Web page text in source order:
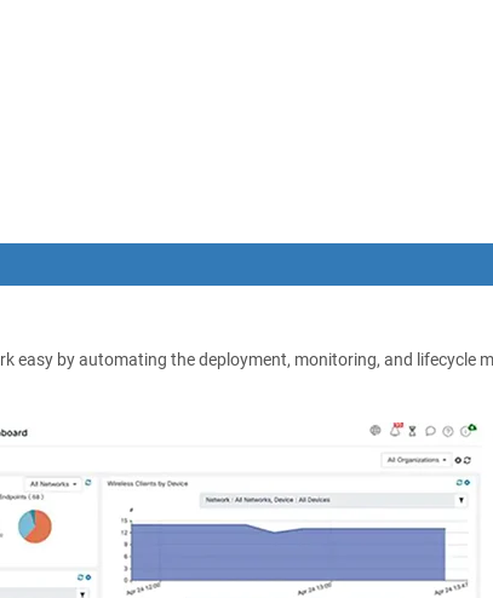
easy by automating the deployment, monitoring, and lifecycle